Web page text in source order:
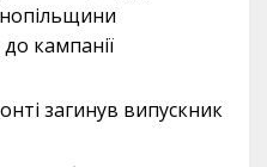
кампанії
загинув випускник